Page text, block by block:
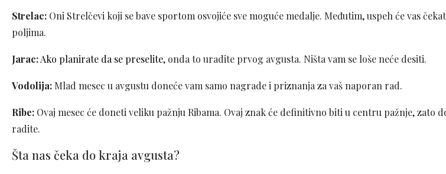
Strelac: Oni Strelčevi koji se bave sportom osvojiće sve moguće medalje. Međutim, uspeh će vas
poljima.
Jarac:Ako planirate da se preselite, onda to uradite prvog avgusta. Ništa vam se loše neće desiti.
Vodolija: Mlad mesec u avgustu doneće vam samo nagrade i priznanja za vaš naporan rad.
Ribe: Ovaj mesec će doneti veliku pažnju Ribama. Ovaj znak će definitivno biti u centru pažnje, zato
radite.
Šta nas čeka do kraja avgusta?